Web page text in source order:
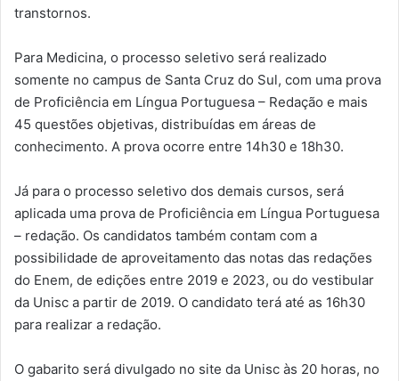
transtornos.
Para Medicina, o processo seletivo será realizado
somente no campus de Santa Cruz do Sul, com uma prova
de Proficiência em Língua Portuguesa – Redação e mais
45 questões objetivas, distribuídas em áreas de
conhecimento. A prova ocorre entre 14h30 e 18h30.
Já para o processo seletivo dos demais cursos, será
aplicada uma prova de Proficiência em Língua Portuguesa
– redação. Os candidatos também contam com a
possibilidade de aproveitamento das notas das redações
do Enem, de edições entre 2019 e 2023, ou do vestibular
da Unisc a partir de 2019. O candidato terá até as 16h30
para realizar a redação.
O gabarito será divulgado no site da Unisc às 20 horas, no